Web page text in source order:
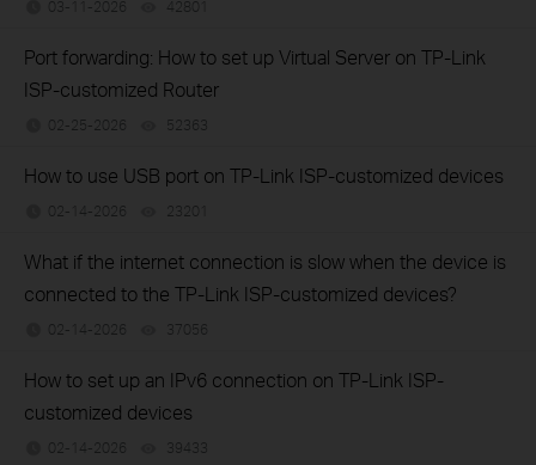
03-11-2026 42801
Port forwarding: How to set up Virtual Server on TP-Link
ISP-customized Router
02-25-2026 52363
How to use USB port on TP-Link ISP-customized devices
02-14-2026 23201
What if the internet connection is slow when the device is
connected to the TP-Link ISP-customized devices?
02-14-2026 37056
How to set up an IPv6 connection on TP-Link ISP-
customized devices
02-14-2026 39433